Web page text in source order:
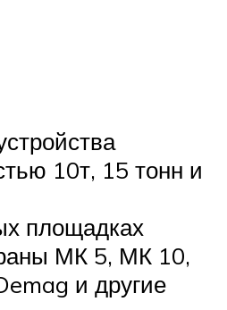
10т, 15 тонн и
площадках
МК 5, МК 10,
и другие